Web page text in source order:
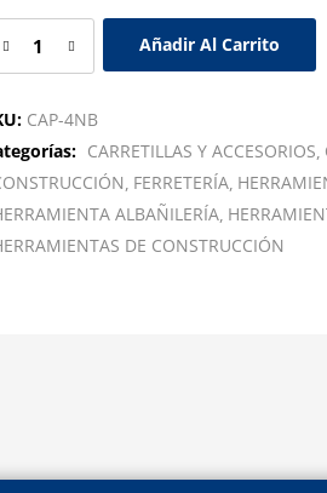
Añadir Al Carrito
CAP-4NB
CARRETILLAS Y ACCESORIOS
FERRETERÍA
ALBAÑILERÍA
DE CONSTRUCCIÓN